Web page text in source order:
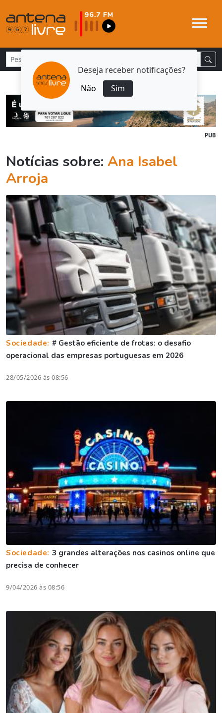
Deseja receber notificações?
Não
Sim
PUB
Notícias sobre: Ana Isabel
Arroja
Sociedade: # Gestão eficiente de frotas: o desafio
operacional das empresas portuguesas em 2026
28/05/2026 às 08:56
Sociedade: 3 grandes alterações nos casinos online que
precisa de conhecer
9/04/2026 às 08:56